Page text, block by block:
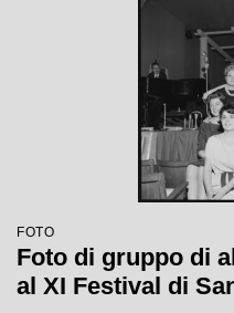
FOTO
Foto di gruppo di
al XI Festival di